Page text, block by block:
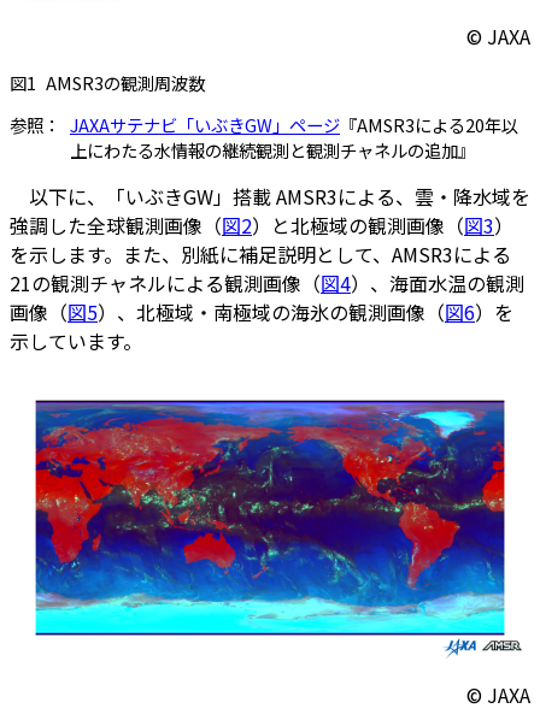
© JAXA
図1 AMSR3の観測周波数
参照：
JAXAサテナビ「いぶきGW」ページ 『AMSR3による20年以
上にわたる水情報の継続観測と観測チャネルの追加』
以下に、「いぶきGW」搭載 AMSR3による、雲・降水域を
強調した全球観測画像（図2）と北極域の観測画像（図3）
を示します。また、別紙に補足説明として、AMSR3による
21の観測チャネルによる観測画像（図4）、海面水温の観測
画像（図5）、北極域・南極域の海氷の観測画像（図6）を
示しています。
© JAXA